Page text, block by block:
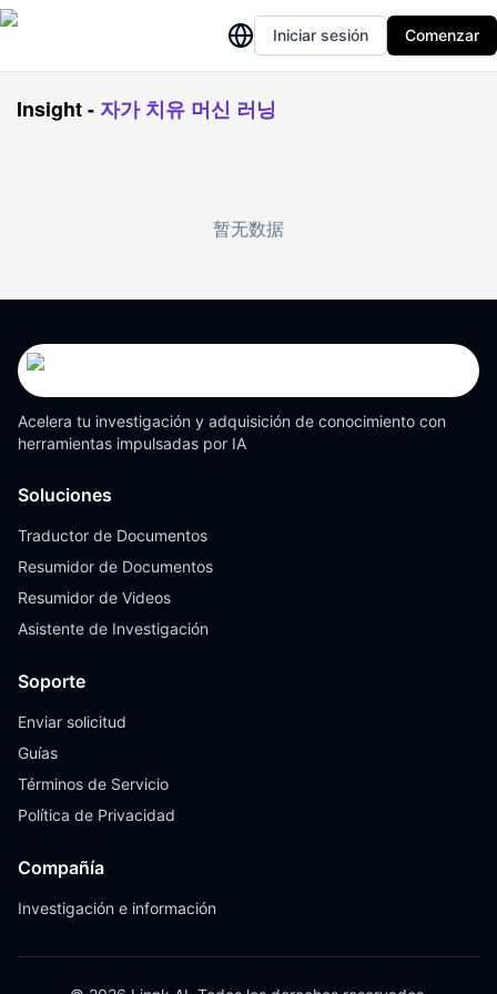
Iniciar sesión Comenzar
Insight- 자가 치유 머신 러닝
暂无数据
Acelera tu investigación y adquisición de conocimiento con
herramientas impulsadas por IA
Soluciones
Traductor de Documentos
Resumidor de Documentos
Resumidor de Videos
Asistente de Investigación
Soporte
Enviar solicitud
Guías
Términos de Servicio
Política de Privacidad
Compañía
Investigación e información